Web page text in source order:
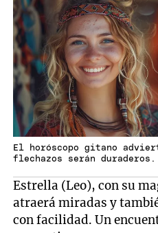
El horóscopo gitano
flechazos serán duraderos.
Estrella (Leo), con su
atraerá miradas y
con facilidad. Un